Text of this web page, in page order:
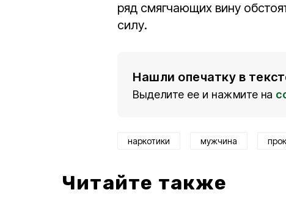
ряд смягчающих вину
силу.
Нашли опечатку в
Выделите ее и нажмите на
наркотики мужчина
Читайте также